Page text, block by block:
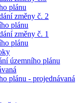
plánu
změny č. 2
plánu
změny č. 1
plánu
územního plánu
plánu - projednávaná